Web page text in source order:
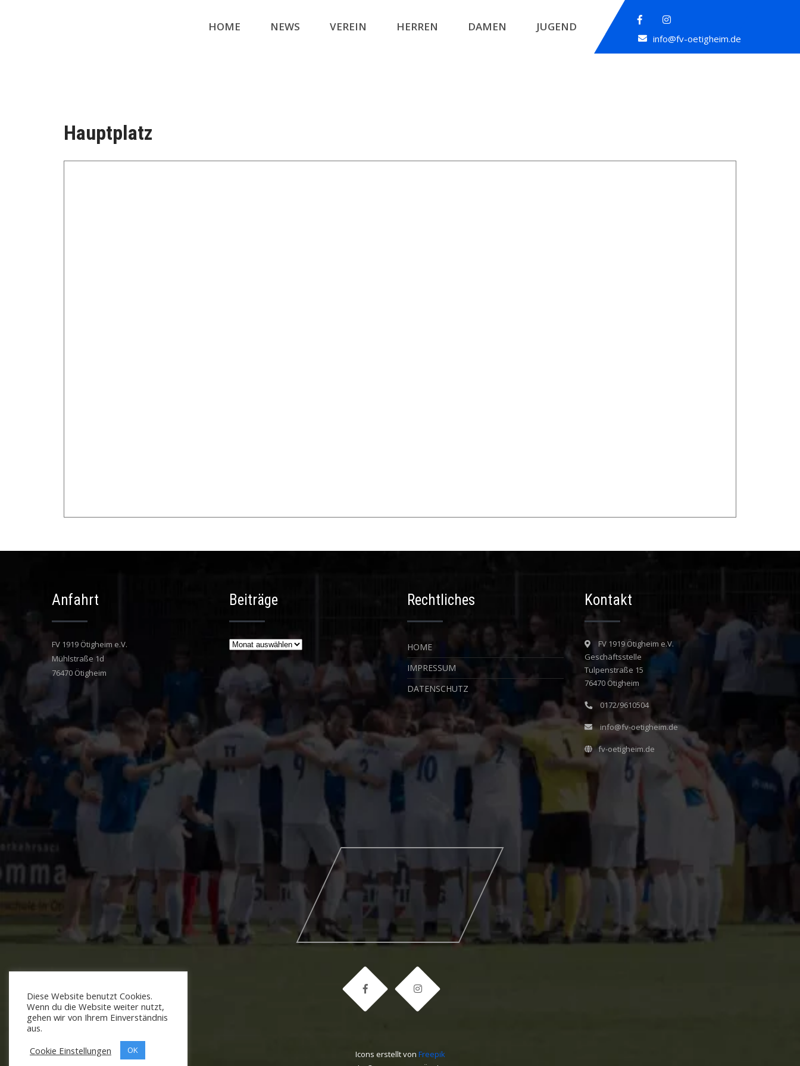
info@fv-oetigheim.de
HOME NEWS VEREIN HERREN DAMEN JUGEND
Hauptplatz
Anfahrt
FV 1919 Ötigheim e.V.
Mühlstraße 1d
76470 Ötigheim
Beiträge
Beiträge
Rechtliches
HOME
IMPRESSUM
DATENSCHUTZ
Kontakt
FV 1919 Ötigheim e.V.
Geschäftsstelle
Tulpenstraße 15
76470 Ötigheim
0172/9610504
info@fv-oetigheim.de
fv-oetigheim.de
Icons erstellt von Freepik
Diese Website benutzt Cookies.
Wenn du die Website weiter nutzt,
gehen wir von Ihrem Einverständnis
aus.
Cookie Einstellungen
OK